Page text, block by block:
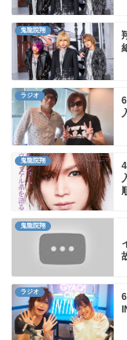
鬼龍院翔
ラジオ
鬼龍院翔
鬼龍院翔
ラジオ